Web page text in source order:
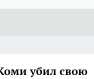
убил свою